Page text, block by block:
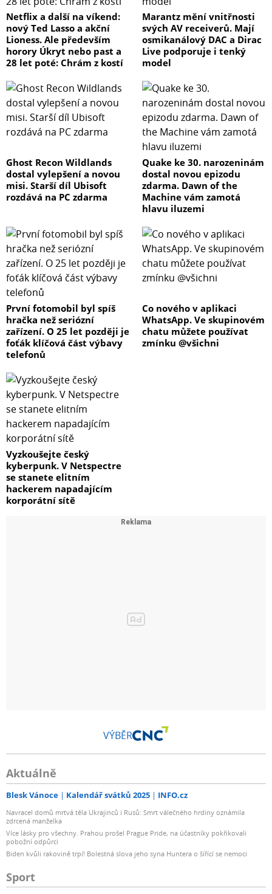
Netflix a další na víkend:
nový Ted Lasso a akční
Lioness. Ale především
horory Úkryt nebo past a
28 let poté: Chrám z kostí
Marantz mění vnitřnosti
svých AV receiverů. Mají
osmikanálový DAC a Dirac
Live podporuje i tenký
model
Ghost Recon Wildlands
dostal vylepšení a novou
misi. Starší díl Ubisoft
rozdává na PC zdarma
Quake ke 30. narozeninám
dostal novou epizodu
zdarma. Dawn of the
Machine vám zamotá
hlavu iluzemi
První fotomobil byl spíš
hračka než seriózní
zařízení. O 25 let později je
foťák klíčová část výbavy
telefonů
Co nového v aplikaci
WhatsApp. Ve skupinovém
chatu můžete používat
zmínku @všichni
Vyzkoušejte český
kyberpunk. V Netspectre
se stanete elitním
hackerem napadajícím
korporátní sítě
VÝBĚR
Aktuálně
Blesk Vánoce Kalendář svátků 2025 INFO.cz
Navracel domů mrtvá těla Ukrajinců i Rusů: Smrt válečného hrdiny oznámila
zdrcená manželka
Více lásky pro všechny. Prahou prošel Prague Pride, na účastníky pokřikovali
pobožní odpůrci
Biden kvůli rakovině trpí! Bolestná slova jeho syna Huntera o šířící se nemoci
Sport